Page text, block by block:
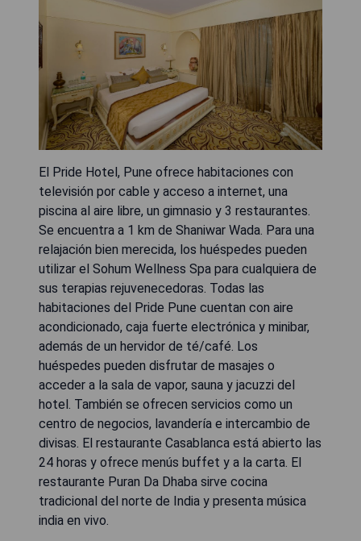
El Pride Hotel, Pune ofrece habitaciones con
televisión por cable y acceso a internet, una
piscina al aire libre, un gimnasio y 3 restaurantes.
Se encuentra a 1 km de Shaniwar Wada. Para una
relajación bien merecida, los huéspedes pueden
utilizar el Sohum Wellness Spa para cualquiera de
sus terapias rejuvenecedoras. Todas las
habitaciones del Pride Pune cuentan con aire
acondicionado, caja fuerte electrónica y minibar,
además de un hervidor de té/café. Los
huéspedes pueden disfrutar de masajes o
acceder a la sala de vapor, sauna y jacuzzi del
hotel. También se ofrecen servicios como un
centro de negocios, lavandería e intercambio de
divisas. El restaurante Casablanca está abierto las
24 horas y ofrece menús buffet y a la carta. El
restaurante Puran Da Dhaba sirve cocina
tradicional del norte de India y presenta música
india en vivo.